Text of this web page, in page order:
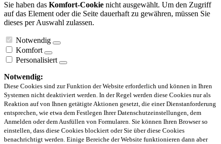
Sie haben das Komfort-Cookie nicht ausgewählt. Um den Zugriff
auf das Element oder die Seite dauerhaft zu gewähren, müssen Sie
dieses per Auswahl zulassen.
Notwendig
Komfort
Personalisiert
Notwendig:
Diese Cookies sind zur Funktion der Website erforderlich und können in Ihren
Systemen nicht deaktiviert werden. In der Regel werden diese Cookies nur als
Reaktion auf von Ihnen getätigte Aktionen gesetzt, die einer Dienstanforderung
entsprechen, wie etwa dem Festlegen Ihrer Datenschutzeinstellungen, dem
Anmelden oder dem Ausfüllen von Formularen. Sie können Ihren Browser so
einstellen, dass diese Cookies blockiert oder Sie über diese Cookies
benachrichtigt werden. Einige Bereiche der Website funktionieren dann aber